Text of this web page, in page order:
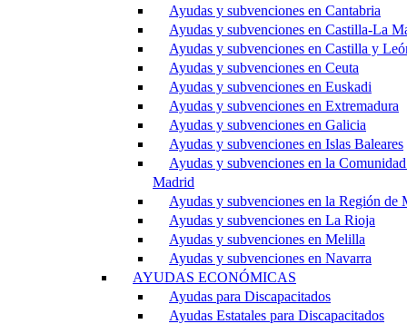
Ayudas y subvenciones en Cantabria
Ayudas y subvenciones en Castilla-La
Ayudas y subvenciones en Castilla y
Ayudas y subvenciones en Ceuta
Ayudas y subvenciones en Euskadi
Ayudas y subvenciones en Extremadura
Ayudas y subvenciones en Galicia
Ayudas y subvenciones en Islas Baleares
Ayudas y subvenciones en la
Madrid
Ayudas y subvenciones en la Región de
Ayudas y subvenciones en La Rioja
Ayudas y subvenciones en Melilla
Ayudas y subvenciones en Navarra
AYUDAS ECONÓMICAS
Ayudas para Discapacitados
Ayudas Estatales para Discapacitados